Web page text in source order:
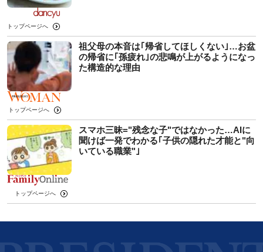
トップページへ
祖父母の本音は｢帰省してほしくない｣…お盆
の帰省に｢孫疲れ｣の悲鳴が上がるようになっ
た構造的な理由
トップページへ
スマホ三昧="残念な子"ではなかった…AIに
聞けば一発でわかる｢子供の隠れた才能と"向
いている職業"｣
トップページへ